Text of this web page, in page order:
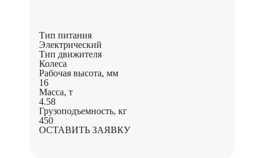
Тип питания
Электрический
Тип движителя
Колеса
Рабочая высота, мм
16
Масса, т
4.58
Грузоподъемность, кг
450
ОСТАВИТЬ ЗАЯВКУ